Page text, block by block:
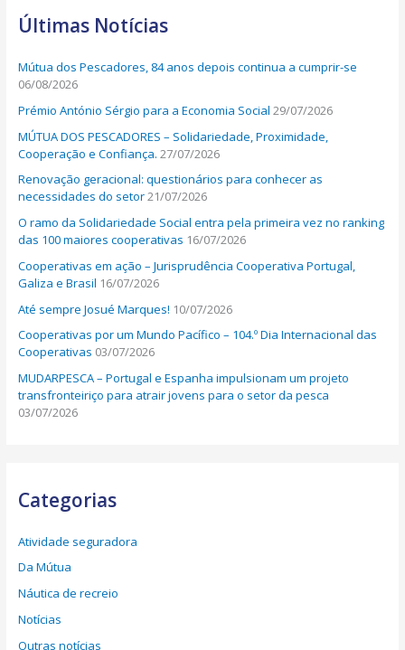
c
f
o
r
:
Últimas Notícias
Mútua dos Pescadores, 84 anos depois continua a cumprir-se
06/08/2026
Prémio António Sérgio para a Economia Social 29/07/2026
MÚTUA DOS PESCADORES – Solidariedade, Proximidade,
Cooperação e Confiança. 27/07/2026
Renovação geracional: questionários para conhecer as
necessidades do setor21/07/2026
O ramo da Solidariedade Social entra pela primeira vez no ranking
das 100 maiores cooperativas 16/07/2026
Cooperativas em ação – Jurisprudência Cooperativa Portugal,
Galiza e Brasil 16/07/2026
Até sempre Josué Marques! 10/07/2026
Cooperativas por um Mundo Pacífico – 104.º Dia Internacional das
Cooperativas 03/07/2026
MUDARPESCA – Portugal e Espanha impulsionam um projeto
transfronteiriço para atrair jovens para o setor da pesca
03/07/2026
Categorias
Atividade seguradora
Da Mútua
Náutica de recreio
Notícias
Outras notícias